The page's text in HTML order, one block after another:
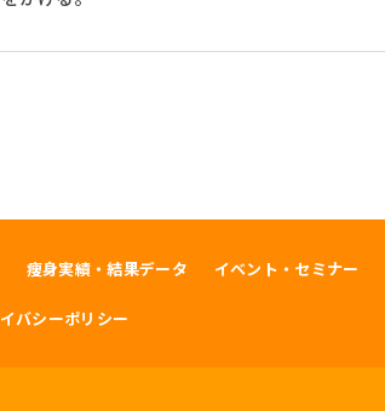
痩身実績・結果データ イベント・セミナー
バシーポリシー